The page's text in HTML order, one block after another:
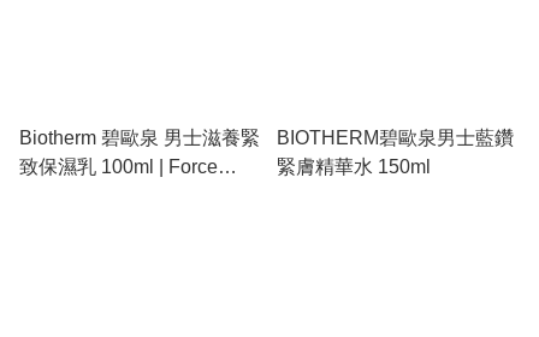
Biotherm 碧歐泉 男士滋養緊
致保濕乳 100ml | Force
BIOTHERM碧歐泉男士藍鑽
緊膚精華水 150ml